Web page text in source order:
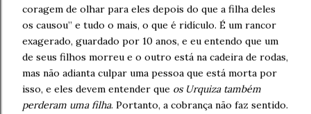
coragem de olhar para eles depois do que a filha deles
os causou” e tudo o mais, o que é ridículo. É um rancor
exagerado, guardado por 10 anos, e eu entendo que um
de seus filhos morreu e o outro está na cadeira de rodas,
mas não adianta culpar uma pessoa que está morta por
isso, e eles devem entender que os Urquiza também
perderam uma filha. Portanto, a cobrança não faz sentido.